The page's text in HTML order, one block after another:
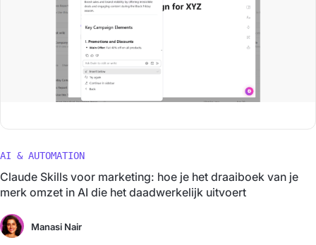
AI & AUTOMATION
Claude Skills voor marketing: hoe je het draaiboek van je
merk omzet in AI die het daadwerkelijk uitvoert
Manasi Nair